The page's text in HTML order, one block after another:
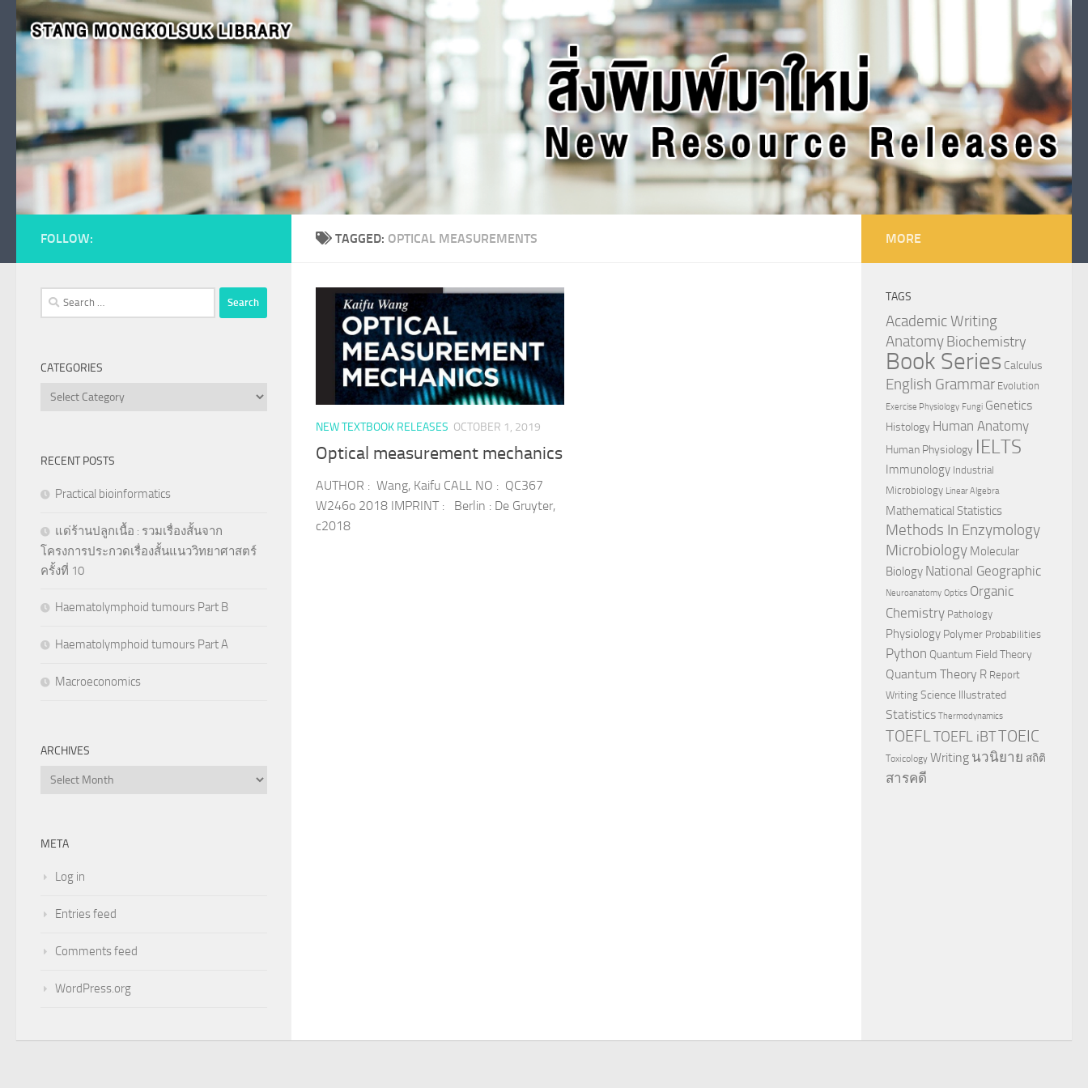
Skip to content
TAGGED: OPTICAL MEASUREMENTS
NEW TEXTBOOK RELEASES OCTOBER 1, 2019
Optical measurement mechanics
AUTHOR : Wang, Kaifu CALL NO : QC367
W246o 2018 IMPRINT : Berlin : De Gruyter,
c2018
FOLLOW:
Search
for:
CATEGORIES
Categories
RECENT POSTS
Practical bioinformatics
แด่ร้านปลูกเนื้อ : รวมเรื่องสั้นจาก
โครงการประกวดเรื่องสั้นแนววิทยาศาสตร์
ครั้งที่ 10
Haematolymphoid tumours Part B
Haematolymphoid tumours Part A
Macroeconomics
ARCHIVES
Archives
META
Log in
Entries feed
Comments feed
WordPress.org
MORE
TAGS
Academic Writing
AnatomyBiochemistry
Book Series Calculus
English Grammar Evolution
Exercise Physiology Fungi Genetics
Histology Human Anatomy
Human Physiology IELTS
Immunology Industrial
Microbiology Linear Algebra
Mathematical Statistics
Methods In Enzymology
Microbiology Molecular
Biology National Geographic
Neuroanatomy Optics Organic
Chemistry Pathology
Physiology Polymer Probabilities
Python Quantum Field Theory
Quantum Theory R Report
Writing Science Illustrated
Statistics Thermodynamics
TOEFL TOEFL iBTTOEIC
Toxicology Writing นวนิยาย สถิติ
สารคดี